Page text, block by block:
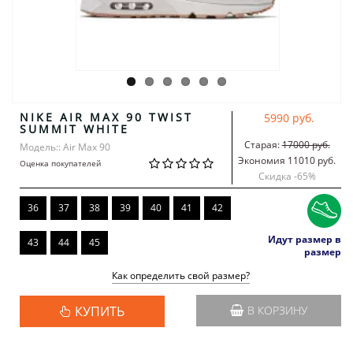
NIKE AIR MAX 90 TWIST
SUMMIT WHITE
Модель:: Air Max 90
Оценка покупателей
5990 руб.
Старая:17000 руб.
Экономия 11010 руб.
Скидка -65%
36 37 38 39 40 41 42
43 44 45
Идут размер в
размер
Как определить свой размер?
КУПИТЬ В КОРЗИНУ